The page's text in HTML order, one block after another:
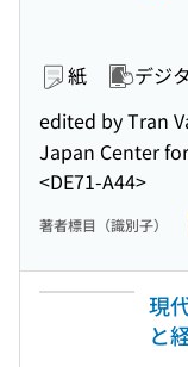
紙 デジ
edited by Tran
Japan Center
<DE71-A44>
著者標目（識別子）
現
と